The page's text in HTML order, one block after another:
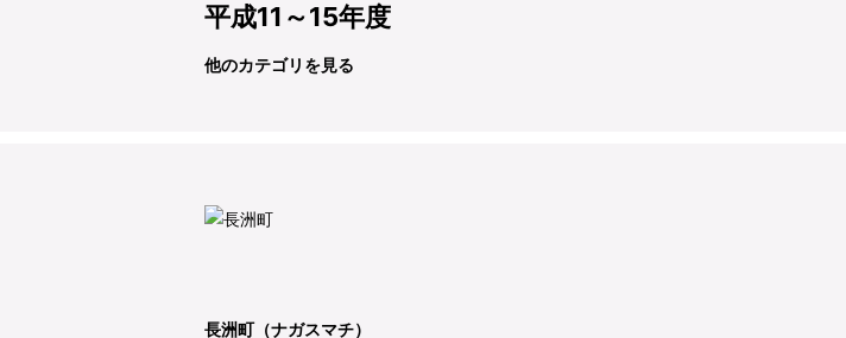
平成11～15年度
他のカテゴリを見る
長洲町（ナガスマチ）